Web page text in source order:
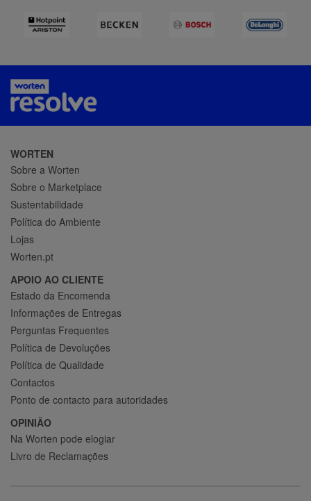
WORTEN
Sobre a Worten
Sobre o Marketplace
Sustentabilidade
Política do Ambiente
Lojas
Worten.pt
APOIO AO CLIENTE
Estado da Encomenda
Informações de Entregas
Perguntas Frequentes
Política de Devoluções
Política de Qualidade
Contactos
Ponto de contacto para autoridades
OPINIÃO
Na Worten pode elogiar
Livro de Reclamações